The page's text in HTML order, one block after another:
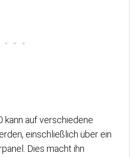
kann auf verschiedene
einschließlich über ein
Dies macht ihn